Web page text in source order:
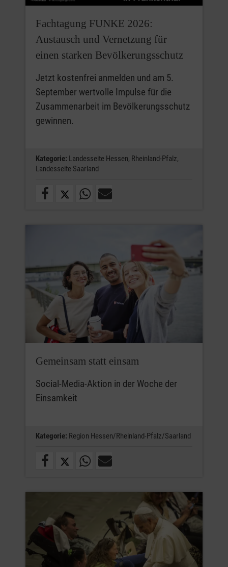
Fachtagung FUNKE 2026:
Austausch und Vernetzung für
einen starken Bevölkerungsschutz
Jetzt kostenfrei anmelden und am 5.
September wertvolle Impulse für die
Zusammenarbeit im Bevölkerungsschutz
gewinnen.
Kategorie: Landesseite Hessen, Rheinland-Pfalz,
Landesseite Saarland
Gemeinsam statt einsam
Social-Media-Aktion in der Woche der
Einsamkeit
Kategorie: Region Hessen/Rheinland-Pfalz/Saarland